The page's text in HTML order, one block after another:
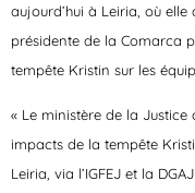
aujourd’hui à Leiria, où
présidente de la Comarca
tempête Kristin sur les
« Le ministère de la
impacts de la tempête
Leiria, via l’IGFEJ et la